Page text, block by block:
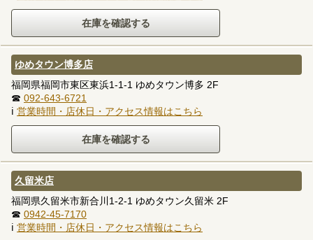
ゆめタウン博多店
福岡県福岡市東区東浜1-1-1 ゆめタウン博多 2F
☎ 092-643-6721
ℹ 営業時間・店休日・アクセス情報はこちら
久留米店
福岡県久留米市新合川1-2-1 ゆめタウン久留米 2F
☎ 0942-45-7170
ℹ 営業時間・店休日・アクセス情報はこちら